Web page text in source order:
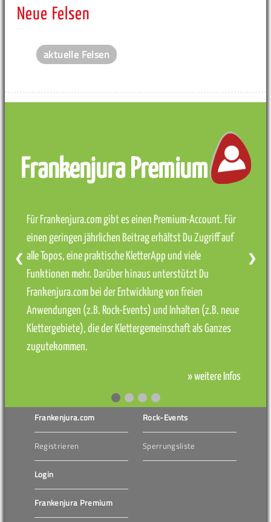
Neue Felsen
aktuelle Felsen
Frankenjura Premium
Für Frankenjura.com gibt es einen Premium-Account. Für
einen geringen jährlichen Beitrag erhältst Du Zugriff auf
alle Topos, eine praktische KletterApp und viele
Funktionen mehr. Darüber hinaus unterstützt Du
Frankenjura.com bei der Entwicklung von freien
Anwendungen (z.B. Rock-Events) und Inhalten (z.B. neue
Klettergebiete), die der Klettergemeinschaft als Ganzes
zugutekommen.
» weitere Infos
❮ ❯
Frankenjura.com
Registrieren
Login
Frankenjura Premium
Rock-Events
Sperrungsliste